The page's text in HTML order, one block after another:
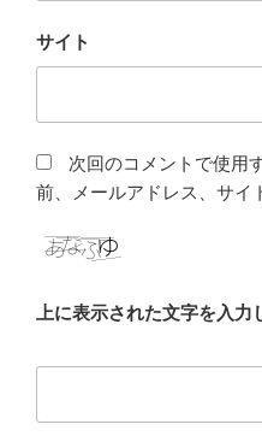
サイト
次回のコメントで使用
前、メールアドレス、サイ
上に表示された文字を入力